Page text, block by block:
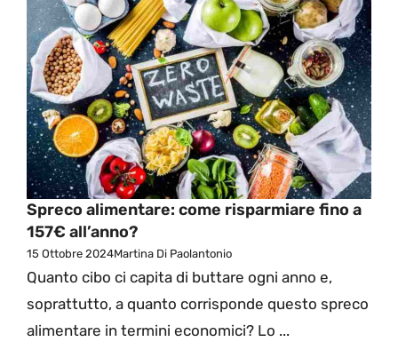
Spreco alimentare: come risparmiare fino a
157€ all’anno?
15 Ottobre 2024Martina Di Paolantonio
Quanto cibo ci capita di buttare ogni anno e,
soprattutto, a quanto corrisponde questo spreco
alimentare in termini economici? Lo ...